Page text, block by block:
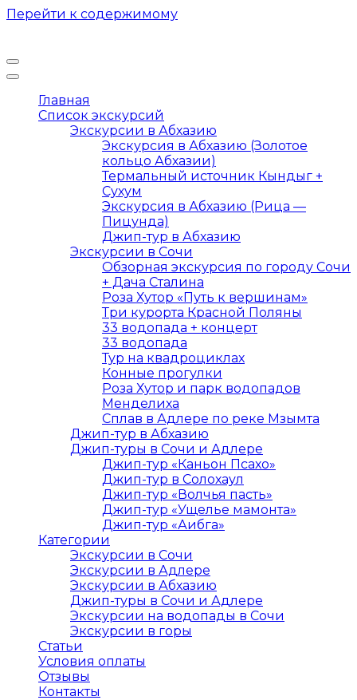
Перейти к содержимому
Главная
Список экскурсий
Экскурсии в Абхазию
Экскурсия в Абхазию (Золотое
кольцо Абхазии)
Термальный источник Кындыг +
Сухум
Экскурсия в Абхазию (Рица —
Пицунда)
Джип-тур в Абхазию
Экскурсии в Сочи
Обзорная экскурсия по городу Сочи
+ Дача Сталина
Роза Хутор «Путь к вершинам»
Три курорта Красной Поляны
33 водопада + концерт
33 водопада
Тур на квадроциклах
Конные прогулки
Роза Хутор и парк водопадов
Менделиха
Сплав в Адлере по реке Мзымта
Джип-тур в Абхазию
Джип-туры в Сочи и Адлере
Джип-тур «Каньон Псахо»
Джип-тур в Солохаул
Джип-тур «Волчья пасть»
Джип-тур «Ущелье мамонта»
Джип-тур «Аибга»
Категории
Экскурсии в Сочи
Экскурсии в Адлере
Экскурсии в Абхазию
Джип-туры в Сочи и Адлере
Экскурсии на водопады в Сочи
Экскурсии в горы
Статьи
Условия оплаты
Отзывы
Контакты